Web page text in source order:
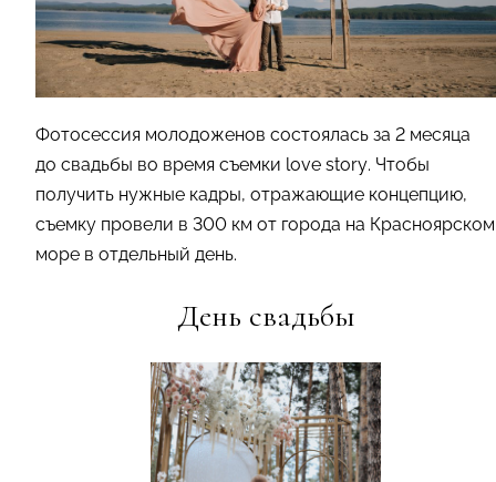
Фотосессия молодоженов состоялась за 2 месяца
до свадьбы во время съемки love story. Чтобы
получить нужные кадры, отражающие концепцию,
съемку провели в 300 км от города на Красноярском
море в отдельный день.
День свадьбы